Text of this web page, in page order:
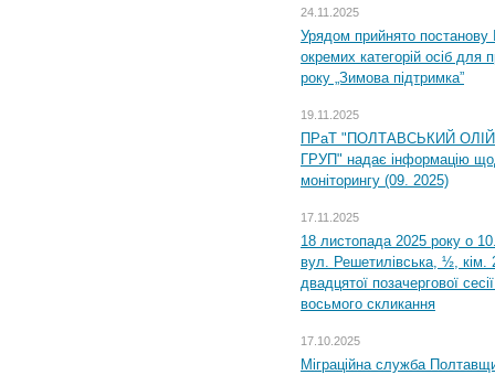
24.11.2025
Урядом прийнято постанову
окремих категорій осіб для
року „Зимова підтримка”
19.11.2025
ПРаТ "ПОЛТАВСЬКИЙ
ГРУП" надає інформацію
моніторингу (09. 2025)
17.11.2025
18 листопада 2025 року о
вул. Решетилівська, ½, кім.
двадцятої позачергової
восьмого скликання
17.10.2025
Міграційна служба